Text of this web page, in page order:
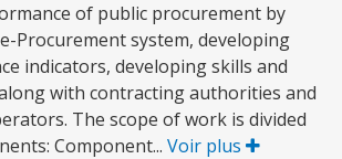
of public procurement by
Procurement system, developing
indicators, developing skills and
with contracting authorities and
The scope of work is divided
Component... Voir plus